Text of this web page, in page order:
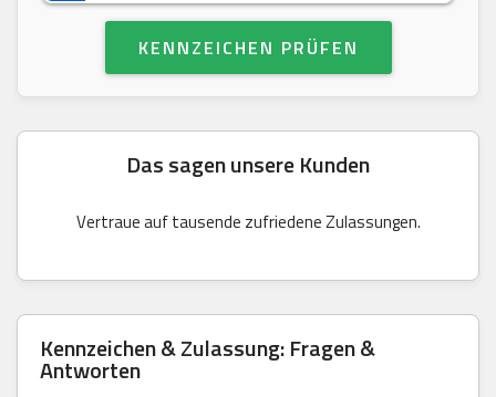
KENNZEICHEN PRÜFEN
Das sagen unsere Kunden
Vertraue auf tausende zufriedene Zulassungen.
Kennzeichen & Zulassung: Fragen &
Antworten